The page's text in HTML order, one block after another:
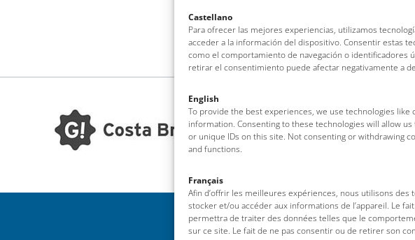
Castellano
Para ofrecer las mejores experiencias, utilizamos
acceder a la información del dispositivo. Consentir estas
como el comportamiento de navegación o identificadores
retirar el consentimiento puede afectar negativamente a
English
To provide the best experiences, we use technologies like
information. Consenting to these technologies will allow
or unique IDs on this site. Not consenting or withdrawing
and functions.
Français
Afin d’offrir les meilleures expériences, nous utilisons
stocker et/ou accéder aux informations de l’appareil. Le
permettra de traiter des données telles que le
sur ce site. Le fait de ne pas consentir ou de retirer son